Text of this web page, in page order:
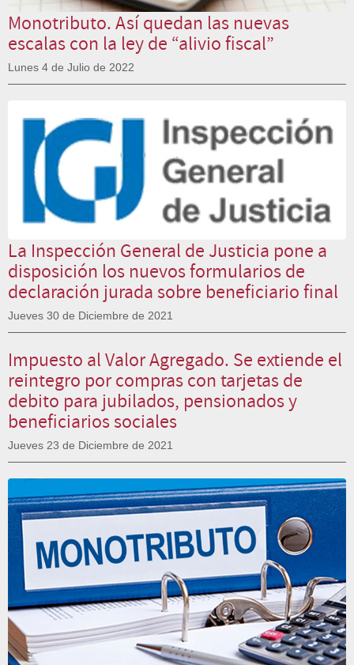
Monotributo. Así quedan las nuevas
escalas con la ley de “alivio fiscal”
Lunes 4 de Julio de 2022
La Inspección General de Justicia pone a
disposición los nuevos formularios de
declaración jurada sobre beneficiario final
Jueves 30 de Diciembre de 2021
Impuesto al Valor Agregado. Se extiende el
reintegro por compras con tarjetas de
debito para jubilados, pensionados y
beneficiarios sociales
Jueves 23 de Diciembre de 2021